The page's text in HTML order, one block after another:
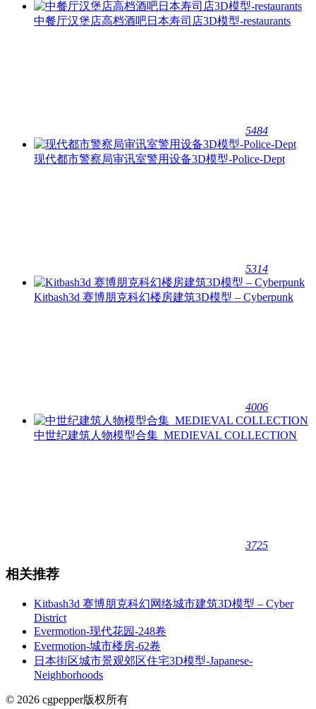
中餐厅汉堡店高档酒吧日本寿司店3D模型-restaurants
5484
现代都市警察局审讯室警用设备3D模型-Police-Dept
5314
Kitbash3d 赛博朋克科幻楼房建筑3D模型 – Cyberpunk
4006
中世纪建筑人物模型合集_MEDIEVAL COLLECTION
3725
相关推荐
Kitbash3d 赛博朋克科幻网络城市建筑3D模型 – Cyber
District
Evermotion-现代花园-248卷
Evermotion-城市楼房-62卷
日本街区城市景观郊区住宅3D模型-Japanese-
Neighborhoods
© 2026 cgpepper版权所有